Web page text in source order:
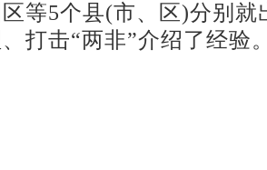
等5个县(市、区)分别就
打击“两非”介绍了经验